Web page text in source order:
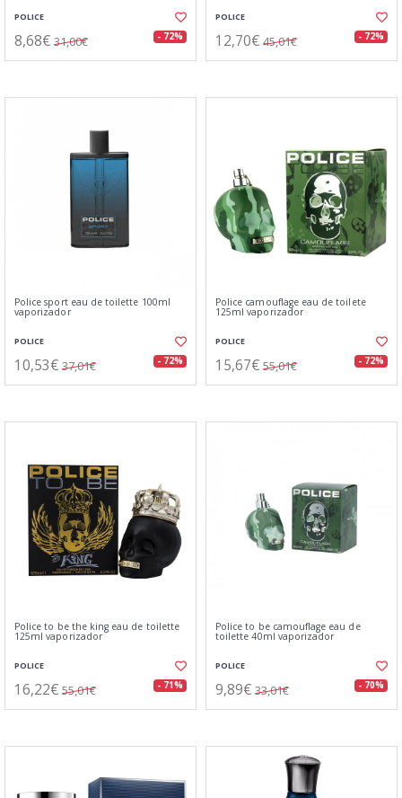
POLICE
8,68€ 31,00€ - 72%
POLICE
12,70€ 45,01€ - 72%
Police sport eau de toilette 100ml
vaporizador
POLICE
10,53€ 37,01€ - 72%
Police camouflage eau de toilete
125ml vaporizador
POLICE
15,67€ 55,01€ - 72%
Police to be the king eau de toilette
125ml vaporizador
POLICE
16,22€ 55,01€ - 71%
Police to be camouflage eau de
toilette 40ml vaporizador
POLICE
9,89€ 33,01€ - 70%